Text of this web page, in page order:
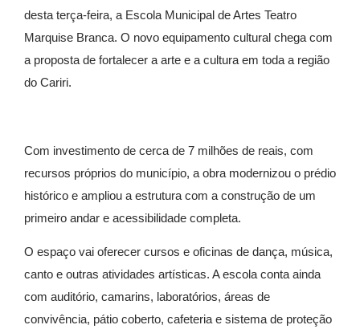
desta terça-feira, a Escola Municipal de Artes Teatro
Marquise Branca. O novo equipamento cultural chega com
a proposta de fortalecer a arte e a cultura em toda a região
do Cariri.
Com investimento de cerca de 7 milhões de reais, com
recursos próprios do município, a obra modernizou o prédio
histórico e ampliou a estrutura com a construção de um
primeiro andar e acessibilidade completa.
O espaço vai oferecer cursos e oficinas de dança, música,
canto e outras atividades artísticas. A escola conta ainda
com auditório, camarins, laboratórios, áreas de
convivência, pátio coberto, cafeteria e sistema de proteção